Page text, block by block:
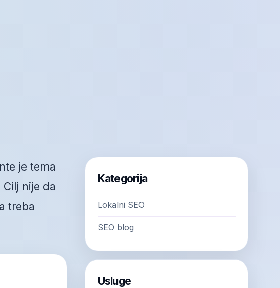
je tema
nije da
treba
Kategorija
Lokalni SEO
SEO blog
Usluge